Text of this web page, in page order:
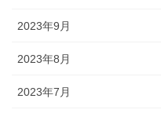
2023年9月
2023年8月
2023年7月